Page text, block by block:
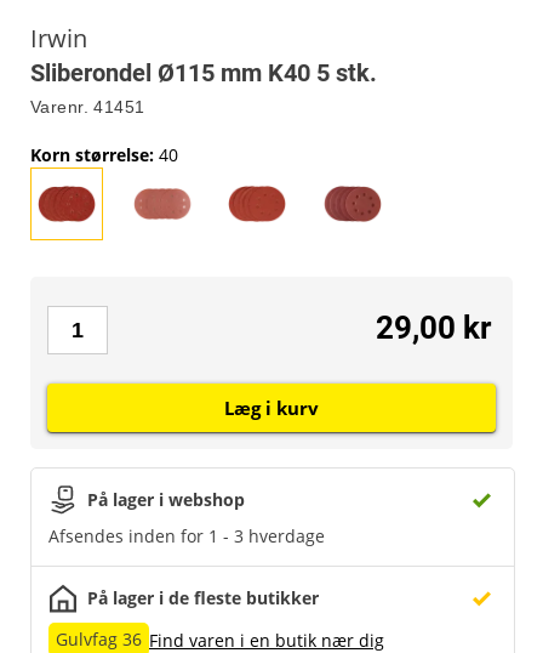
Irwin
Sliberondel Ø115 mm K40 5 stk.
Varenr. 41451
Korn størrelse: 40
På lager i webshop
Afsendes inden for 1 - 3 hverdage
På lager i de fleste butikker
Gulvfag 36 Find varen i en butik nær dig
29,00 kr
Læg i kurv